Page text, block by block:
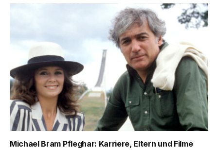
Michael Bram Pfleghar: Karriere, Eltern und Filme